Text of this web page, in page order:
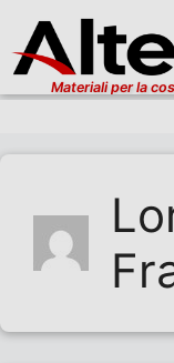
Materiali per la